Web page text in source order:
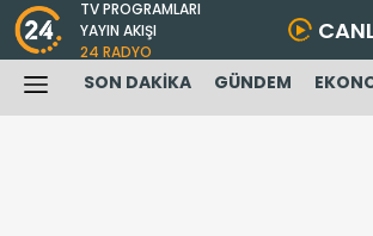
TV PROGRAMLARI
YAYIN AKIŞI
24 RADYO
SON DAKİKA GÜNDEM